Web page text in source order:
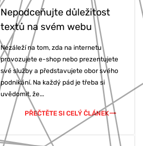
Nepodceňujte důležitost
textů na svém webu
Nezáleží na tom, zda na internetu
provozujete e-shop nebo prezentujete
své služby a představujete obor svého
podnikání. Na každý pád je třeba si
uvědomit, že...
PŘEČTĚTE SI CELÝ ČLÁNEK